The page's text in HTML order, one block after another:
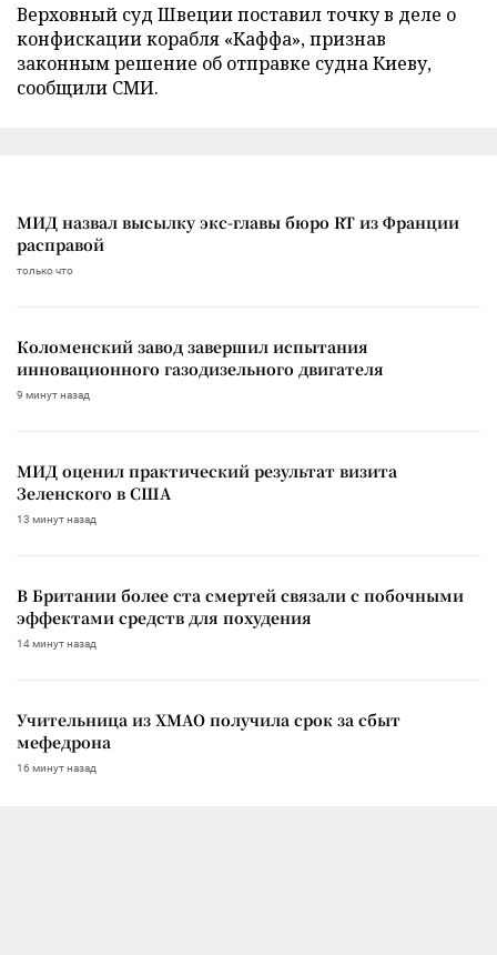
Верховный суд Швеции поставил точку в деле о
конфискации корабля «Каффа», признав
законным решение об отправке судна Киеву,
сообщили СМИ.
МИД назвал высылку экс-главы бюро RT из Франции
расправой
только что
Коломенский завод завершил испытания
инновационного газодизельного двигателя
9 минут назад
МИД оценил практический результат визита
Зеленского в США
13 минут назад
В Британии более ста смертей связали с побочными
эффектами средств для похудения
14 минут назад
Учительница из ХМАО получила срок за сбыт
мефедрона
16 минут назад